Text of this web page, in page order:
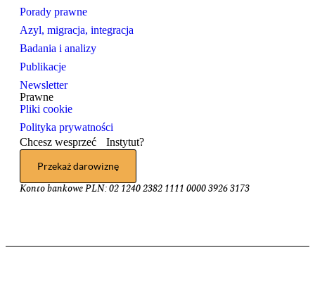
Porady prawne
Azyl, migracja, integracja
Badania i analizy
Publikacje
Newsletter
Prawne
Pliki cookie
Polityka prywatności
Chcesz wesprzeć Instytut?
Przekaż darowiznę
Konto bankowe PLN: 02 1240 2382 1111 0000 3926 3173